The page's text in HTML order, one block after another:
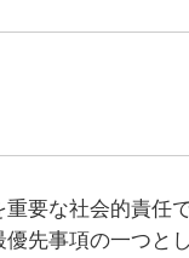
要な社会的責任
先事項の一つと